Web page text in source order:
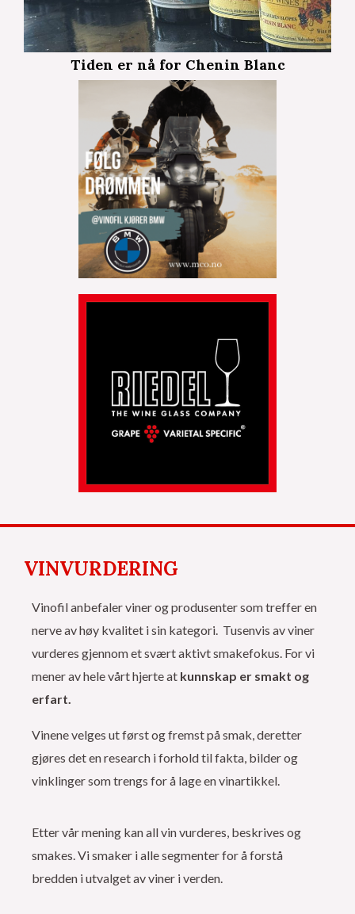
Tiden er nå for Chenin Blanc
VINVURDERING
Vinofil anbefaler viner og produsenter som treffer en
nerve av høy kvalitet i sin kategori. Tusenvis av viner
vurderes gjennom et svært aktivt smakefokus. For vi
mener av hele vårt hjerte at kunnskap er smakt og
erfart.
Vinene velges ut først og fremst på smak, deretter
gjøres det en research i forhold til fakta, bilder og
vinklinger som trengs for å lage en vinartikkel.
Etter vår mening kan all vin vurderes, beskrives og
smakes. Vi smaker i alle segmenter for å forstå
bredden i utvalget av viner i verden.